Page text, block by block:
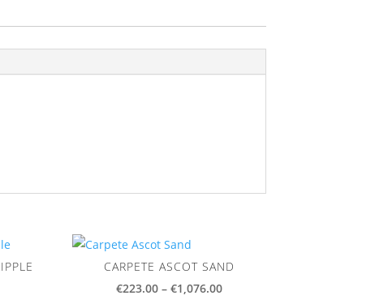
CARPETE ASCOT SAND
€223.00 – €1,076.00Price